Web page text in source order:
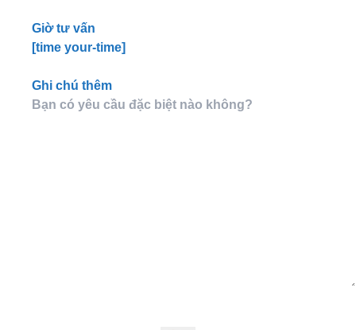
Giờ tư vấn
[time your-time]
Ghi chú thêm